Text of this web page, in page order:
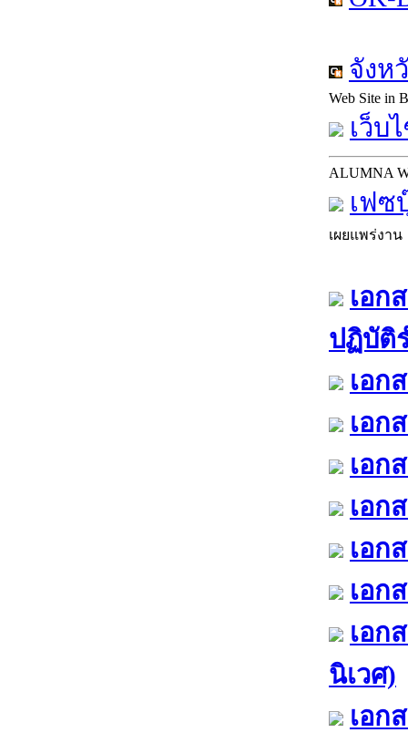
จังห
Web Site in
เว็บ
ALUMNA
เฟซ
เผยแพร่งาน
เอก
ปฏิบัติ
เอก
เอก
เอก
เอก
เอก
เอก
เอก
นิเวศ)
เอก